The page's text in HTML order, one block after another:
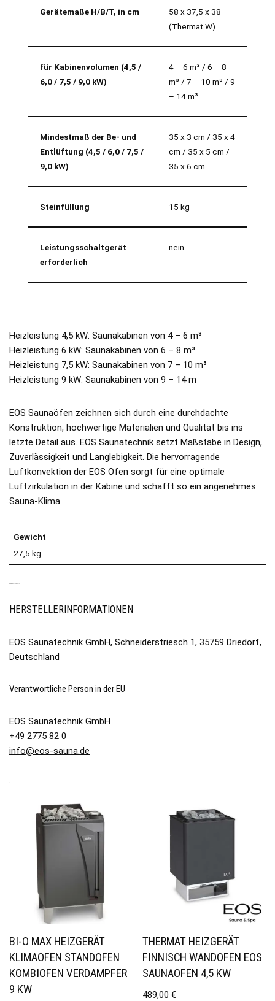
Gerätemaße H/B/T, in cm
58 x 37,5 x 38
(Thermat W)
für Kabinenvolumen (4,5 /
6,0 / 7,5 / 9,0 kW)
4 – 6 m³ / 6 – 8
m³ / 7 – 10 m³ / 9
– 14 m³
Mindestmaß der Be- und
Entlüftung (4,5 / 6,0 / 7,5 /
9,0 kW)
35 x 3 cm / 35 x 4
cm / 35 x 5 cm /
35 x 6 cm
Steinfüllung 15 kg
Leistungsschaltgerät
erforderlich
nein
Heizleistung 4,5 kW: Saunakabinen von 4 – 6 m³
Heizleistung 6 kW: Saunakabinen von 6 – 8 m³
Heizleistung 7,5 kW: Saunakabinen von 7 – 10 m³
Heizleistung 9 kW: Saunakabinen von 9 – 14 m
EOS Saunaöfen zeichnen sich durch eine durchdachte
Konstruktion, hochwertige Materialien und Qualität bis ins
letzte Detail aus. EOS Saunatechnik setzt Maßstäbe in Design,
Zuverlässigkeit und Langlebigkeit. Die hervorragende
Luftkonvektion der EOS Öfen sorgt für eine optimale
Luftzirkulation in der Kabine und schafft so ein angenehmes
Sauna-Klima.
Gewicht
27,5 kg
HERSTELLERINFORMATIONEN
EOS Saunatechnik GmbH, Schneiderstriesch 1, 35759 Driedorf,
Deutschland
Verantwortliche Person in der EU
EOS Saunatechnik GmbH
+49 2775 82 0
info@eos-sauna.de
BI-O MAX HEIZGERÄT
KLIMAOFEN STANDOFEN
KOMBIOFEN VERDAMPFER
9 KW
THERMAT HEIZGERÄT
FINNISCH WANDOFEN EOS
SAUNAOFEN 4,5 KW
489,00€